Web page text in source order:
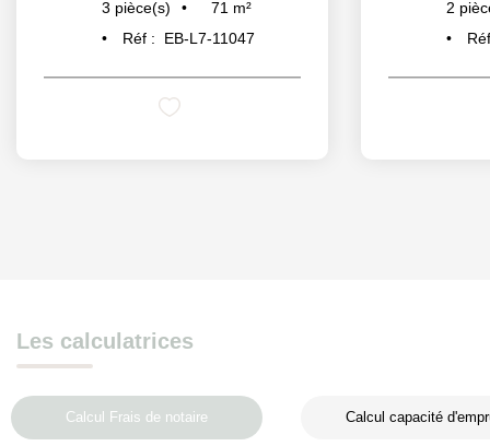
3 pièce(s) 71 m²
Réf :
EB-L7-11047
2
Les calculatrices
Calcul Frais de notaire Calcul capacité